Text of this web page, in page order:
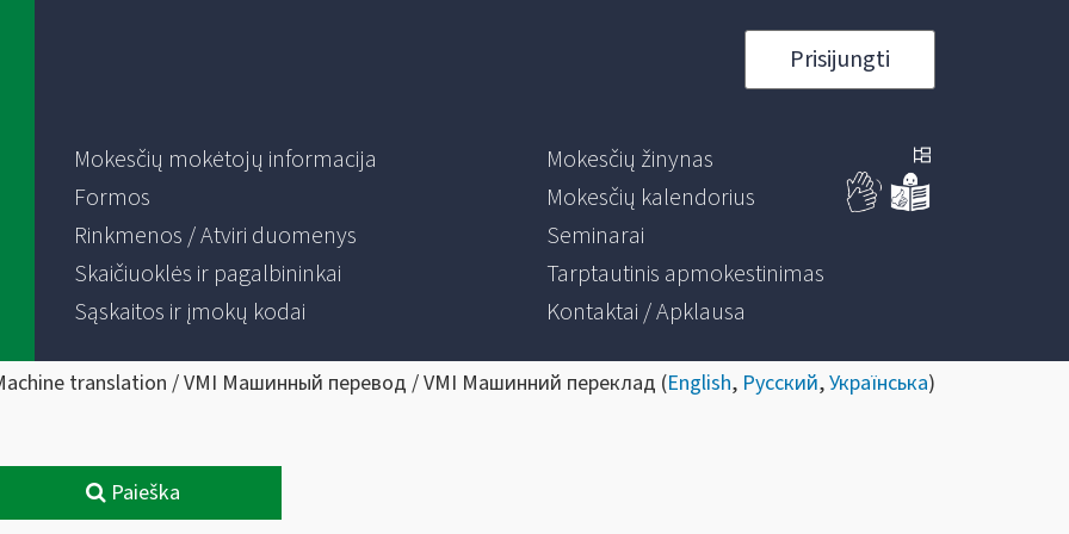
Prisijungti
Mokesčių mokėtojų informacija
Formos
Rinkmenos / Atviri duomenys
Skaičiuoklės ir pagalbininkai
Sąskaitos ir įmokų kodai
Mokesčių žinynas
Mokesčių kalendorius
Seminarai
Tarptautinis apmokestinimas
Kontaktai / Apklausa
translation / VMI Машинный перевод / VMI Машинний переклад (English, Русский,Українська)
Paieška